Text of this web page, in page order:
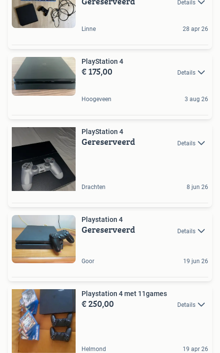
Details
Linne 28 apr 26
PlayStation 4
€ 175,00 Details
Hoogeveen 3 aug 26
PlayStation 4
Gereserveerd Details
Drachten 8 jun 26
Playstation 4
Gereserveerd Details
Goor 19 jun 26
Playstation 4 met 11games
€ 250,00 Details
Helmond 19 apr 26